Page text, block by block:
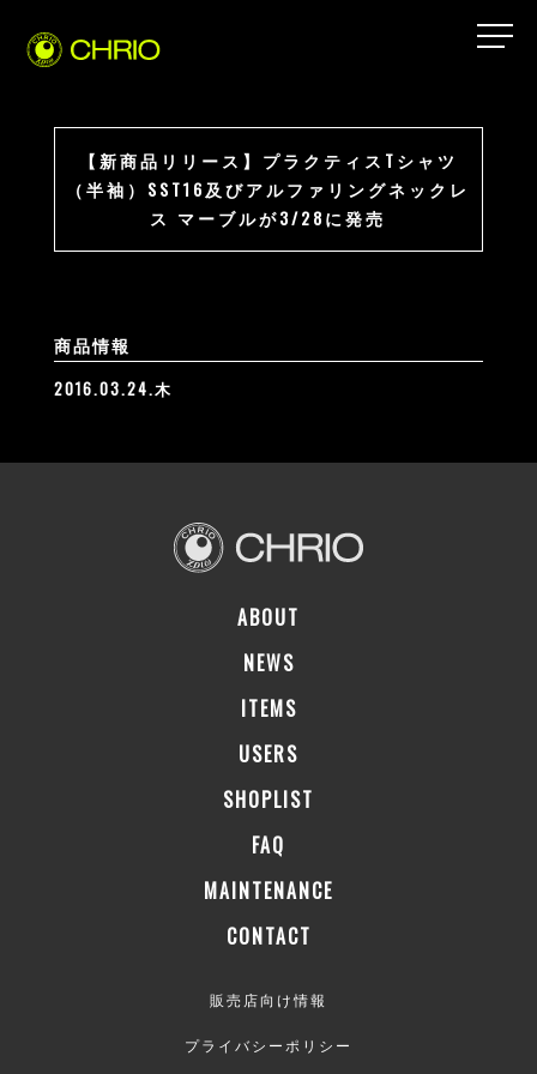
【新商品リリース】プラクティスTシャツ
（半袖）SST16及びアルファリングネックレ
ス マーブルが3/28に発売
商品情報
2016.03.24.木
ABOUT
NEWS
ITEMS
USERS
SHOPLIST
FAQ
MAINTENANCE
CONTACT
販売店向け情報
プライバシーポリシー